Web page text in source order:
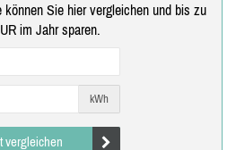
können Sie hier vergleichen und bis zu
im Jahr sparen.
kWh
vergleichen